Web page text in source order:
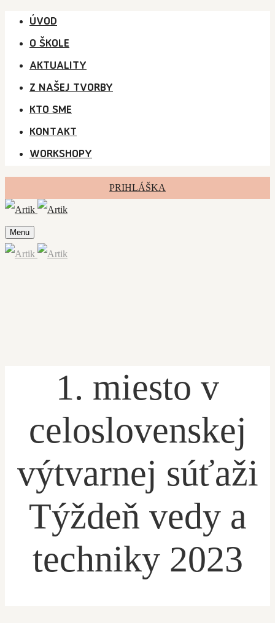
ÚVOD
O ŠKOLE
AKTUALITY
Z NAŠEJ TVORBY
KTO SME
KONTAKT
WORKSHOPY
PRIHLÁŠKA
Menu
PRIHLÁŠKA ŽIACKA KNIŽKA
1. miesto v
celoslovenskej
výtvarnej súťaži
Týždeň vedy a
techniky 2023